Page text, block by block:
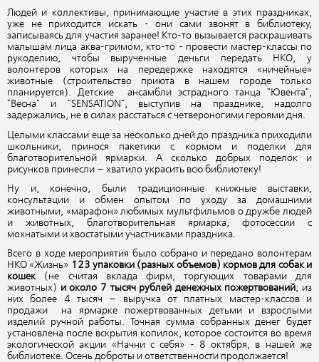
Людей и коллективы, принимающие участие в этих праздниках,
уже не приходится искать - они сами звонят в библиотеку,
записываясь для участия заранее! Кто-то вызывается раскрашивать
малышам лица аква-гримом, кто-то - провести мастер-классы по
рукоделию, чтобы вырученные деньги передать НКО, у
волонтеров которых на передержке находятся «ничейные»
животные (строительство приюта в нашем городе только
планируется). Детские ансамбли эстрадного танца "Ювента",
"Весна" и "SENSATION", выступив на празднике, надолго
задержались, не в силах расстаться с четвероногими героями дня.
Целыми классами еще за несколько дней до праздника приходили
школьники, принося пакетики с кормом и поделки для
благотворительной ярмарки. А сколько добрых поделок и
рисунков принесли – хватило украсить всю библиотеку!
Ну и, конечно, были традиционные книжные выставки,
консультации и обмен опытом по уходу за домашними
животными, «марафон» любимых мультфильмов о дружбе людей
и животных, благотворительная ярмарка, фотосессии с
мохнатыми и хвостатыми участниками праздника.
Всего в ходе мероприятия было собрано и передано волонтерам
НКО «Жизнь» 123 упаковки (разных объемов) кормов для собак и
кошек(не считая вклада фирм, торгующих товарами для
животных) и около 7 тысяч рублей денежных пожертвований; из
них более 4 тысяч – выручка от платных мастер-классов и
продажи на ярмарке пожертвованных детьми и взрослыми
изделий ручной работы. Точная сумма собранных денег будет
установлена после вскрытия копилок, которое состоится во время
экологической акции «Начни с себя» - 8 октября, в нашей же
библиотеке. Осень доброты и ответственности продолжается!